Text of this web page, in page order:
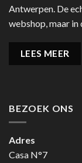
Antwerpen. De
webshop, maar in
LEES MEER
BEZOEK ONS
Adres
Casa N°7